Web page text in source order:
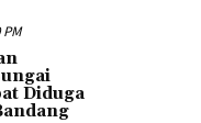
Diduga